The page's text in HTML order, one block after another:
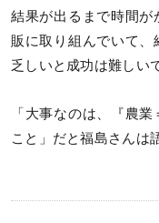
結果が出るまで時間が
販に取り組んでいて
乏しいと成功は難しい
「大事なのは、『農
こと」だと福島さんは